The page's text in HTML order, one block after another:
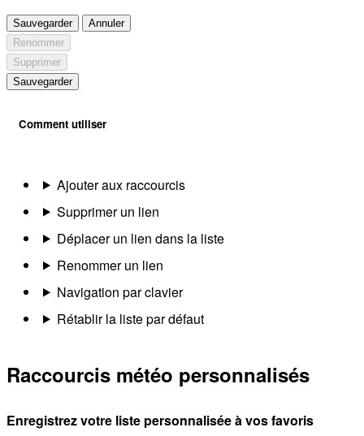
Sauvegarder
Annuler
Renommer
Supprimer
Sauvegarder
Comment utiliser
Ajouter aux raccourcis
Supprimer un lien
Déplacer un lien dans la liste
Renommer un lien
Navigation par clavier
Rétablir la liste par défaut
Raccourcis météo personnalisés
Enregistrez votre liste personnalisée à vos favoris